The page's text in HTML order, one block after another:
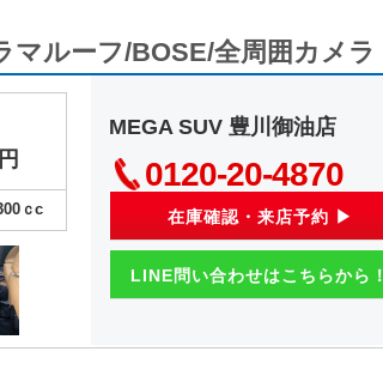
ルーフ/BOSE/全周囲カメラ
ｃc
MEGA SUV 豊川御油店
0120-20-4870
在庫確認・来店予約 ▶
LINE問い合わせはこちらから！